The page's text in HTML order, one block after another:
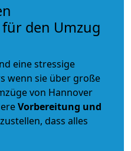
den Umzug
eine stressige
wenn sie über große
von Hannover
Vorbereitung und
dass alles